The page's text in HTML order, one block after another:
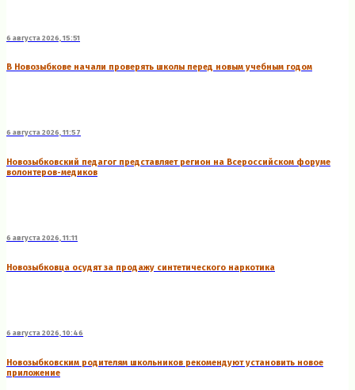
6 августа 2026, 15:51
В Новозыбкове начали проверять школы перед новым учебным годом
6 августа 2026, 11:57
Новозыбковский педагог представляет регион на Всероссийском форуме
волонтеров-медиков
6 августа 2026, 11:11
Новозыбковца осудят за продажу синтетического наркотика
6 августа 2026, 10:46
Новозыбковским родителям школьников рекомендуют установить новое
приложение